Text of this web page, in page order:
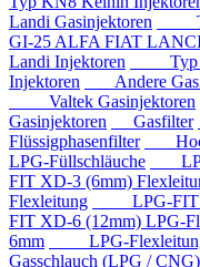
Landi Gasinjektoren
GI-25 ALFA FIAT
Landi Injektoren
Typ
Injektoren
Andere
Valtek Gasinjektoren
Gasinjektoren
Gasfilter
Flüssigphasenfilter
LPG-Füllschläuche
FIT XD-3 (6mm)
Flexleitung
LPG-FIT
FIT XD-6 (12mm) LPG-
6mm
LPG-Flexleitung
Gasschlauch (LPG / CNG)